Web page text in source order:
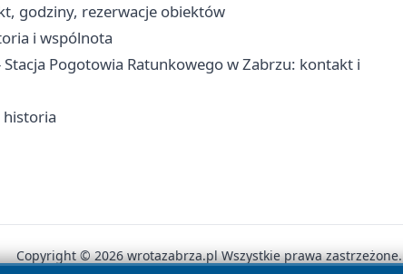
godziny, rezerwacje obiektów
i wspólnota
Pogotowia Ratunkowego w Zabrzu: kontakt i
historia
Copyright © 2026 wrotazabrza.pl Wszystkie prawa zastrzeżone.